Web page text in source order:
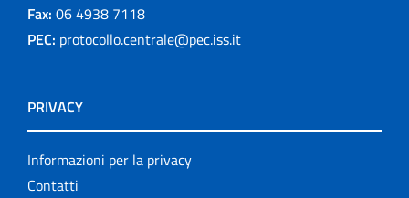
Fax: 06 4938 7118
PEC: protocollo.centrale@pec.iss.it
PRIVACY
Informazioni per la privacy
Contatti